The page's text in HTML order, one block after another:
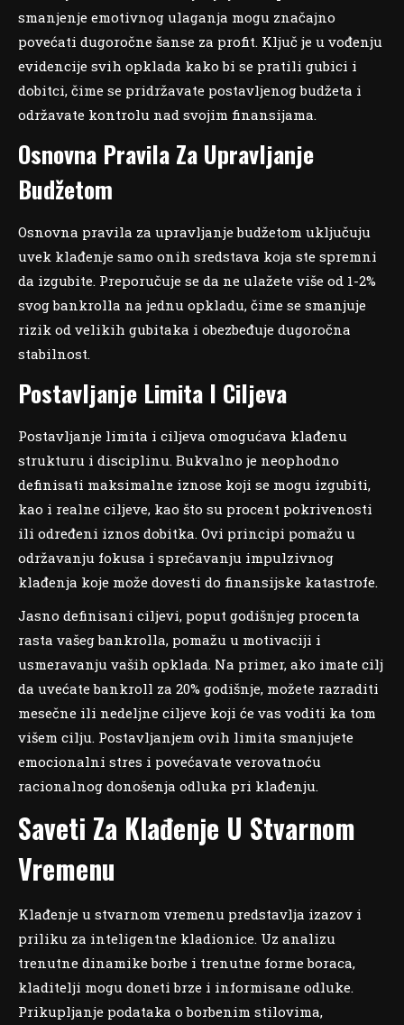
smanjenje emotivnog ulaganja mogu značajno
povećati dugoročne šanse za profit. Ključ je u vođenju
evidencije svih opklada kako bi se pratili gubici i
dobitci, čime se pridržavate postavljenog budžeta i
održavate kontrolu nad svojim finansijama.
Osnovna Pravila Za Upravljanje
Budžetom
Osnovna pravila za upravljanje budžetom uključuju
uvek klađenje samo onih sredstava koja ste spremni
da izgubite. Preporučuje se da ne ulažete više od 1-2%
svog bankrolla na jednu opkladu, čime se smanjuje
rizik od velikih gubitaka i obezbeđuje dugoročna
stabilnost.
Postavljanje Limita I Ciljeva
Postavljanje limita i ciljeva omogućava klađenu
strukturu i disciplinu. Bukvalno je neophodno
definisati maksimalne iznose koji se mogu izgubiti,
kao i realne ciljeve, kao što su procent pokrivenosti
ili određeni iznos dobitka. Ovi principi pomažu u
održavanju fokusa i sprečavanju impulzivnog
klađenja koje može dovesti do finansijske katastrofe.
Jasno definisani ciljevi, poput godišnjeg procenta
rasta vašeg bankrolla, pomažu u motivaciji i
usmeravanju vaših opklada. Na primer, ako imate cilj
da uvećate bankroll za 20% godišnje, možete razraditi
mesečne ili nedeljne ciljeve koji će vas voditi ka tom
višem cilju. Postavljanjem ovih limita smanjujete
emocionalni stres i povećavate verovatnoću
racionalnog donošenja odluka pri klađenju.
Saveti Za Klađenje U Stvarnom
Vremenu
Klađenje u stvarnom vremenu predstavlja izazov i
priliku za inteligentne kladionice. Uz analizu
trenutne dinamike borbe i trenutne forme boraca,
kladitelji mogu doneti brze i informisane odluke.
Prikupljanje podataka o borbenim stilovima,